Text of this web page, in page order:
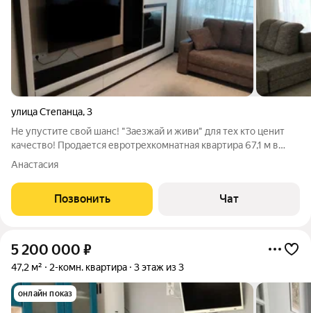
улица Степанца,3
Не упустите свой шанс! "Заезжай и живи" для тех кто ценит
качество! Продается евротрехкомнатная квартира 67,1 м в
кирпичном доме 2011 года на Левом берегу. Просторная
стороны, мебель и
Анастасия
Позвонить Чат
5 200 000 ₽
47,2 м² 2-комн. квартира 3 этаж из 3
онлайн показ